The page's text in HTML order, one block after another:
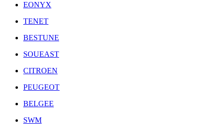
EONYX
TENET
BESTUNE
SOUEAST
CITROEN
PEUGEOT
BELGEE
SWM